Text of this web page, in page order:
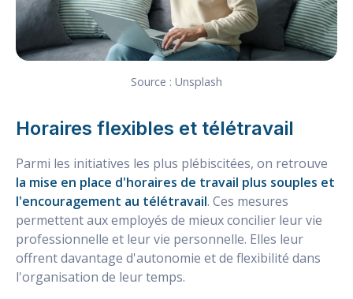
Source : Unsplash
Horaires flexibles et télétravail
Parmi les initiatives les plus plébiscitées, on retrouve
la mise en place d'horaires de travail plus souples et
l'encouragement au télétravail. Ces mesures
permettent aux employés de mieux concilier leur vie
professionnelle et leur vie personnelle. Elles leur
offrent davantage d'autonomie et de flexibilité dans
l'organisation de leur temps.